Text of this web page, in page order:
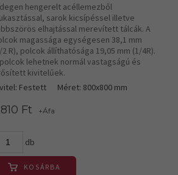
hengerelt acéllemezből
sarok kicsípéssel illetve
elhajtással merevített tálcák. A
magassága egységesen 38,1 mm
2 R), polcok állíthatósága 19,05 mm (1/4R).
lehetnek normál vastagságú és
kivitelűek.
Festett
Méret: 800x800 mm
Ft +Áfa
db
KOSÁRBA